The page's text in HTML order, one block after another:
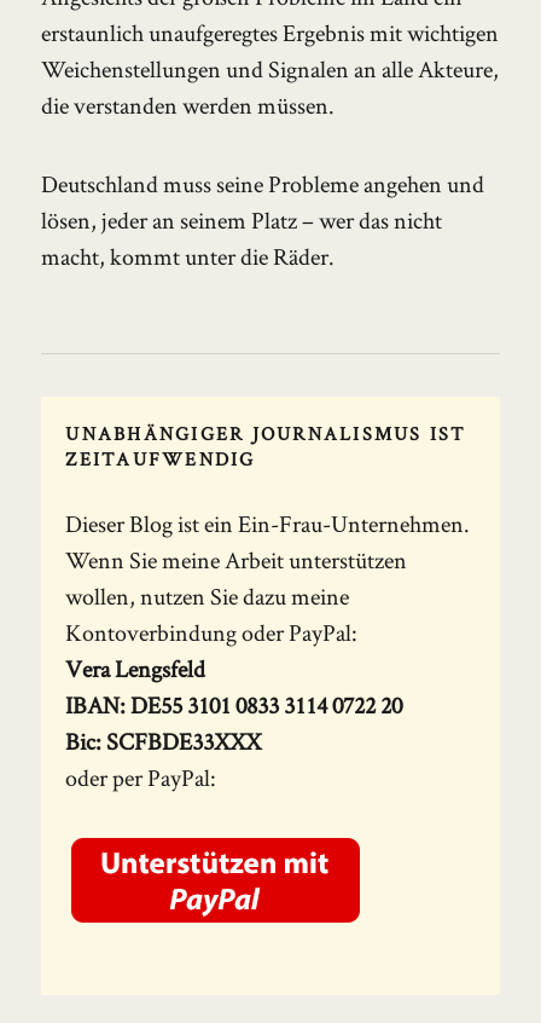
erstaunlich unaufgeregtes Ergebnis mit wichtigen
Weichenstellungen und Signalen an alle Akteure,
die verstanden werden müssen.
Deutschland muss seine Probleme angehen und
lösen, jeder an seinem Platz – wer das nicht
macht, kommt unter die Räder.
UNABHÄNGIGER JOURNALISMUS IST
ZEITAUFWENDIG
Dieser Blog ist ein Ein-Frau-Unternehmen.
Wenn Sie meine Arbeit unterstützen
wollen, nutzen Sie dazu meine
Kontoverbindung oder PayPal:
Vera Lengsfeld
IBAN: DE55 3101 0833 3114 0722 20
Bic: SCFBDE33XXX
oder per PayPal: